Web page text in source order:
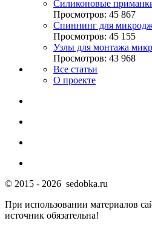
Силиконовые
Просмотров: 45 867
Спиннинг для
Просмотров: 45 155
Узлы для монтажа
Просмотров: 43 968
Все статьи
О проекте
© 2015 - 2026 sedobka.ru
При использовании материалов
источник обязательна!